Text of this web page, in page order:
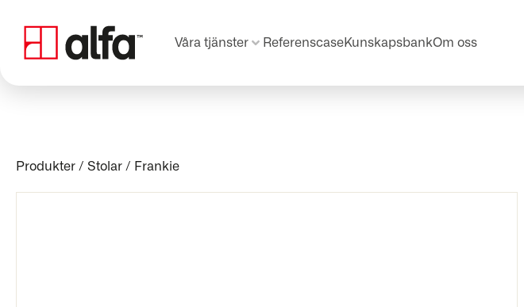
Våra tjänster ReferenscaseKunskapsbankOm oss
Produkter / Stolar / Frankie